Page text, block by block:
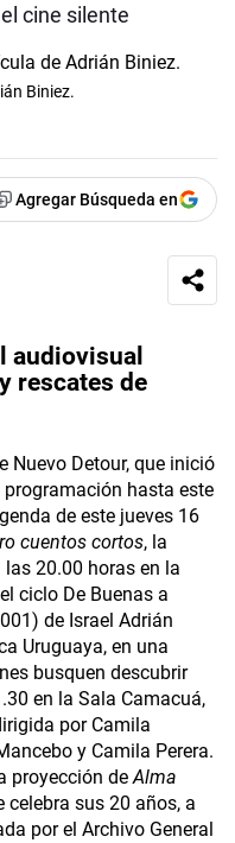
cine silente
Biniez.
Agregar Búsqueda en
audiovisual
rescates de
Nuevo Detour, que inició
hasta este
de este jueves 16
cuentos cortos, la
20.00 horas en la
ciclo De Buenas a
de Israel Adrián
Uruguaya, en una
busquen descubrir
en la Sala Camacuá,
por Camila
y Camila Perera.
proyección deAlma
sus 20 años, a
por el Archivo General